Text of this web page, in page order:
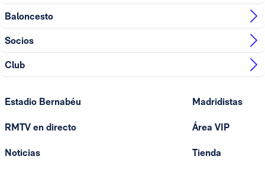
Baloncesto
Socios
Club
Estadio Bernabéu
RMTV en directo
Noticias
Madridistas
Área VIP
Tienda